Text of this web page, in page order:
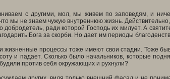
с другими, мол, мы живем по заповедям, и
мы не знаем чужую внутреннюю жизнь.
добродетель, ради которой Господь их милует. А
Бога за скорби. Но дает им периоды
жизненные процессы тоже имеют свои стадии. Тоже
и падает. Сколько было начальников, которые
против себя окружающих и рухнули?